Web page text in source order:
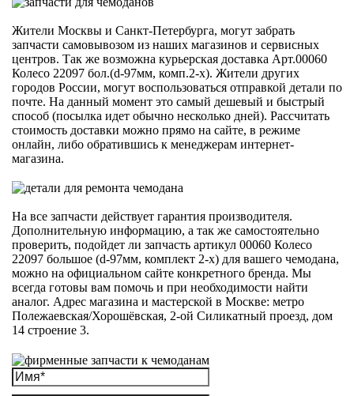
Жители Москвы и Санкт-Петербурга, могут забрать
запчасти самовывозом из наших магазинов и сервисных
центров. Так же возможна курьерская доставка Арт.00060
Колесо 22097 бол.(d-97мм, комп.2-х). Жители других
городов России, могут воспользоваться отправкой детали по
почте. На данный момент это самый дешевый и быстрый
способ (посылка идет обычно несколько дней). Рассчитать
стоимость доставки можно прямо на сайте, в режиме
онлайн, либо обратившись к менеджерам интернет-
магазина.
На все запчасти действует гарантия производителя.
Дополнительную информацию, а так же самостоятельно
проверить, подойдет ли запчасть артикул 00060 Колесо
22097 большое (d-97мм, комплект 2-х) для вашего чемодана,
можно на официальном сайте конкретного бренда. Мы
всегда готовы вам помочь и при необходимости найти
аналог. Адрес магазина и мастерской в Москве: метро
Полежаевская/Хорошёвская, 2-ой Силикатный проезд, дом
14 строение 3.